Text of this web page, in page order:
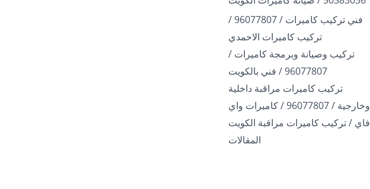
فني تركيب كاميرات / 96077807 /
تركيب كاميرات الاحمدي
تركيب وصيانة وبرمجة كاميرات /
96077807 / فني بالكويت
تركيب كاميرات مراقبة داخلية
وخارجية / 96077807 / كاميرات واي
فاي / تركيب كاميرات مراقبة الكويت
المقالات